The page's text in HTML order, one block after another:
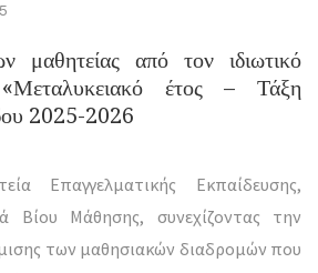
μαθητείας από τον ιδιωτικό
έτος – Τάξη
2025-2026
Επαγγελματικής Εκπαίδευσης,
Βίου Μάθησης, συνεχίζοντας την
των μαθησιακών διαδρομών που